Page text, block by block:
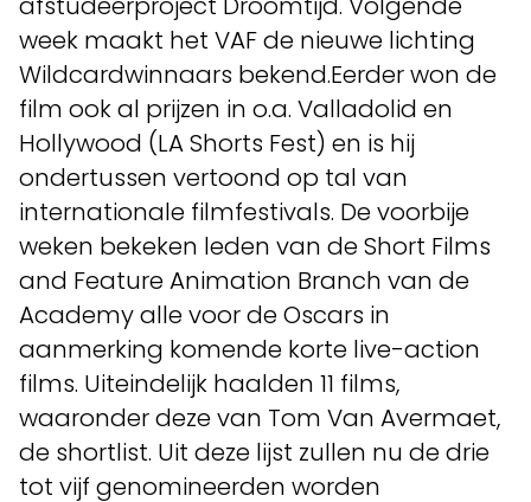
week maakt het VAF de nieuwe lichting
Wildcardwinnaars bekend.Eerder won de
film ook al prijzen in o.a. Valladolid en
Hollywood (LA Shorts Fest) en is hij
ondertussen vertoond op tal van
internationale filmfestivals. De voorbije
weken bekeken leden van de Short Films
and Feature Animation Branch van de
Academy alle voor de Oscars in
aanmerking komende korte live-action
films. Uiteindelijk haalden 11 films,
waaronder deze van Tom Van Avermaet,
de shortlist. Uit deze lijst zullen nu de drie
tot vijf genomineerden worden